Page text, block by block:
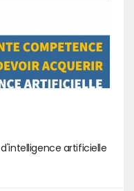
artificielle